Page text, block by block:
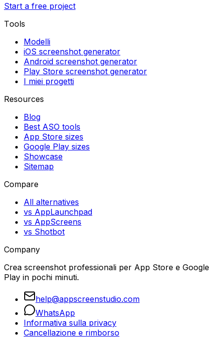
Start a free project
Tools
Modelli
iOS screenshot generator
Android screenshot generator
Play Store screenshot generator
I miei progetti
Resources
Blog
Best ASO tools
App Store sizes
Google Play sizes
Showcase
Sitemap
Compare
All alternatives
vs AppLaunchpad
vs AppScreens
vs Shotbot
Company
Crea screenshot professionali per App Store e Google
Play in pochi minuti.
help@appscreenstudio.com
WhatsApp
Informativa sulla privacy
Cancellazione e rimborso